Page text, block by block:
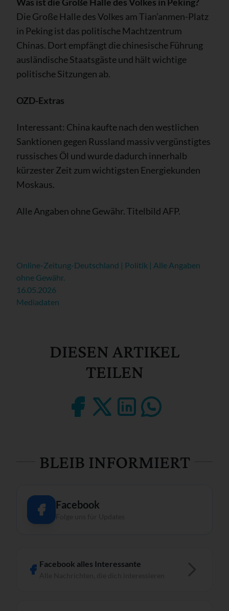
Die Große Halle des Volkes am Tian’anmen-Platz
in Peking ist das politische Machtzentrum
Chinas. Dort empfängt die chinesische Führung
ausländische Staatsgäste und hält wichtige
politische Sitzungen ab.
OZD-Extras
Interessant: China kaufte nach den westlichen
Sanktionen gegen Russland massiv vergünstigtes
russisches Öl und wurde dadurch innerhalb
kürzester Zeit zum wichtigsten Energiekunden
Moskaus.
Alle Angaben ohne Gewähr. Titelbild AFP.
Online-Zeitung-Deutschland | Politik | Alle Angaben
ohne Gewähr.
16.05.2026
Mediadaten
DIESEN ARTIKEL
TEILEN
BLEIB INFORMIERT
Facebook
Facebook alles Interessante